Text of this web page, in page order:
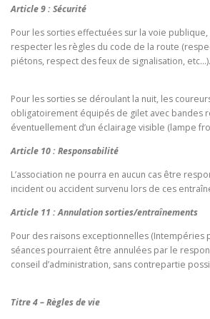
Article 9 : Sécurité
Pour les sorties effectuées sur la voie
respecter les règles du code de la route
piétons, respect des feux de signalisation, etc…).
Pour les sorties se déroulant la nuit, les
obligatoirement équipés de gilet avec bandes
éventuellement d’un éclairage visible (lampe
Article 10 : Responsabilité
L’association ne pourra en aucun cas être
incident ou accident survenu lors de ces
Article 11 : Annulation sorties/entraînements
Pour des raisons exceptionnelles (Intempéries
séances pourraient être annulées par le
conseil d’administration, sans contrepartie
Titre 4 – Règles de vie